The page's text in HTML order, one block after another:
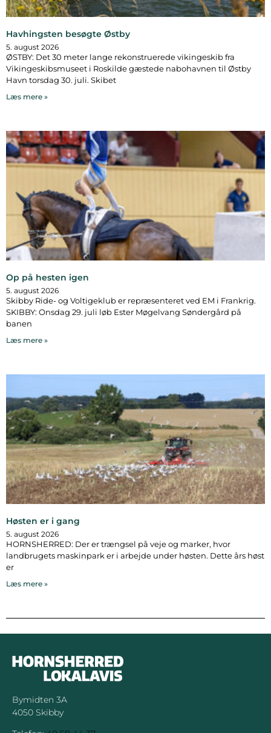
Havhingsten besøgte Østby
5. august 2026
ØSTBY: Det 30 meter lange rekonstruerede vikingeskib fra
Vikingeskibsmuseet i Roskilde gæstede nabohavnen til Østby
Havn torsdag 30. juli. Skibet
Læs mere »
Op på hesten igen
5. august 2026
Skibby Ride- og Voltigeklub er repræsenteret ved EM i Frankrig.
SKIBBY: Onsdag 29. juli løb Ester Møgelvang Søndergård på
banen
Læs mere »
Høsten er i gang
5. august 2026
HORNSHERRED: Der er trængsel på veje og marker, hvor
landbrugets maskinpark er i arbejde under høsten. Dette års høst
er
Læs mere »
Bymidten 3A
4050 Skibby